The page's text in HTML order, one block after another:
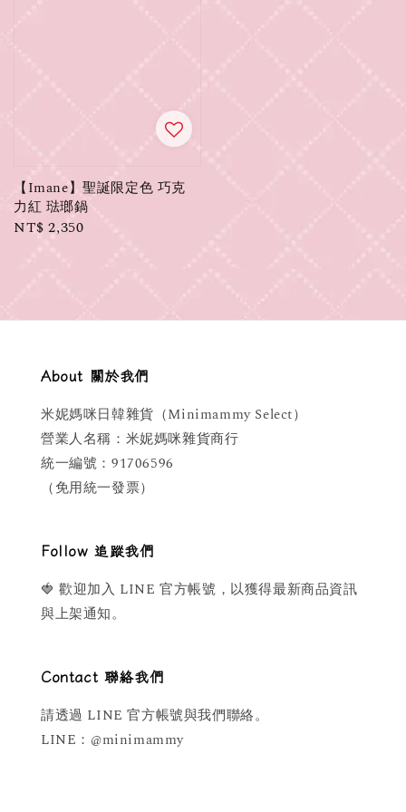
【Imane】聖誕限定色 巧克
力紅 琺瑯鍋
Regular
NT$ 2,350
About 關於我們
米妮媽咪日韓雜貨（Minimammy Select）
營業人名稱：米妮媽咪雜貨商行
統一編號：91706596
（免用統一發票）
Follow 追蹤我們
🍓 歡迎加入 LINE 官方帳號，以獲得最新商品資訊
與上架通知。
Contact 聯絡我們
請透過 LINE 官方帳號與我們聯絡。
LINE：@minimammy